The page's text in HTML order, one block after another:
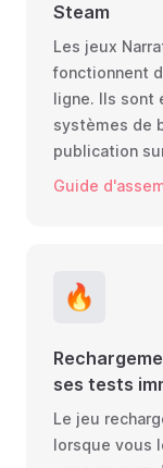
Steam
Les jeux
fonctionnent
ligne. Ils sont
systèmes de
publication
Guide
🔥
ses tests
Le jeu
lorsque vous